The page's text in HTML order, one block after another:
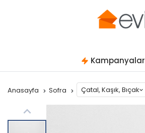
Kampanyalar
Anasayfa Sofra Çatal, Kaşık, Bıçak